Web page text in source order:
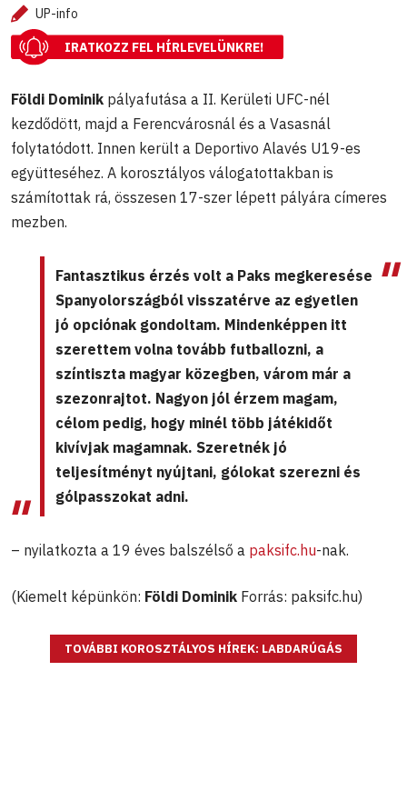
UP-info
IRATKOZZ FEL HÍRLEVELÜNKRE!
Földi Dominik pályafutása a II. Kerületi UFC-nél
kezdődött, majd a Ferencvárosnál és a Vasasnál
folytatódott. Innen került a Deportivo Alavés U19-es
együtteséhez. A korosztályos válogatottakban is
számítottak rá, összesen 17-szer lépett pályára címeres
mezben.
Fantasztikus érzés volt a Paks megkeresése
Spanyolországból visszatérve az egyetlen
jó opciónak gondoltam. Mindenképpen itt
szerettem volna tovább futballozni, a
színtiszta magyar közegben, várom már a
szezonrajtot. Nagyon jól érzem magam,
célom pedig, hogy minél több játékidőt
kivívjak magamnak. Szeretnék jó
teljesítményt nyújtani, gólokat szerezni és
gólpasszokat adni.
– nyilatkozta a 19 éves balszélső a paksifc.hu-nak.
(Kiemelt képünkön: Földi Dominik Forrás: paksifc.hu)
TOVÁBBI KOROSZTÁLYOS HÍREK: LABDARÚGÁS